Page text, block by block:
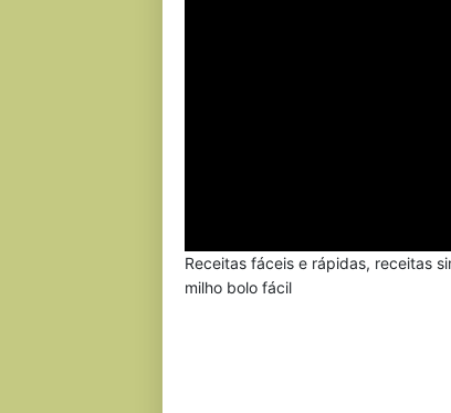
Receitas fáceis e rápidas, receitas
milho bolo fácil